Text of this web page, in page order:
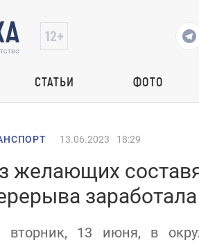
СТАТЬИ ФОТО
13.06.2023 18:29
желающих
вторник, 13 июня, в